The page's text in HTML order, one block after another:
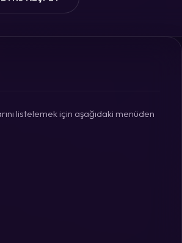
listelemek için aşağıdaki menüden